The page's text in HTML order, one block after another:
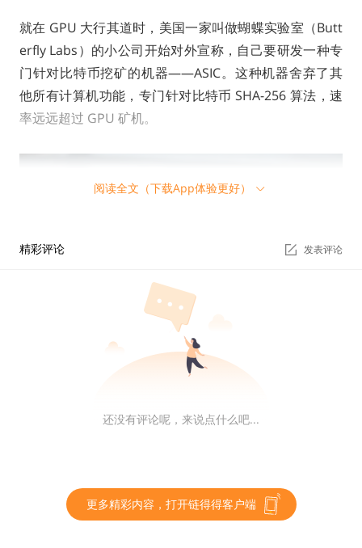
就在 GPU 大行其道时，美国一家叫做蝴蝶实验室（Butt
erfly Labs）的小公司开始对外宣称，自己要研发一种专
门针对比特币挖矿的机器——ASIC。这种机器舍弃了其
他所有计算机功能，专门针对比特币 SHA-256 算法，速
率远远超过 GPU 矿机。
蝴蝶矿机，图片源自网络
除了之前提到的「南瓜张」张南庚，还有另一个矿圈传奇
人物，烤猫蒋信予。烤猫 15 岁进入中国科技大学，后赴
阅读全文（下载App体验更好）
精彩评论 发表评论
还没有评论呢，来说点什么吧...
更多精彩内容，打开链得得客户端